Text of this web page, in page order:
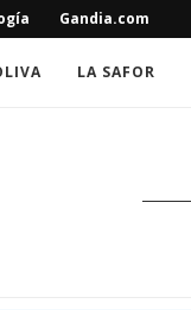
Gandia.com
LA SAFOR